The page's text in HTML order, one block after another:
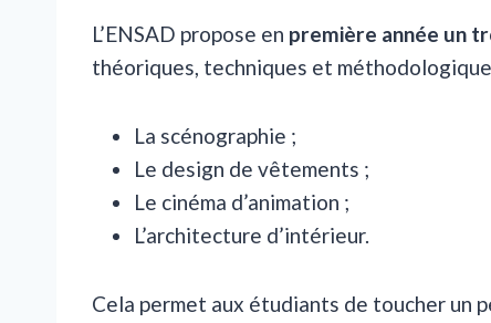
L’ENSAD propose en première année un
théoriques, techniques et
La scénographie ;
Le design de vêtements ;
Le cinéma d’animation ;
L’architecture d’intérieur.
Cela permet aux étudiants de toucher un